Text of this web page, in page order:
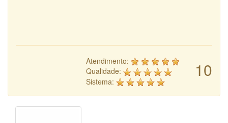
10
Atendimento:
Qualidade:
Sistema: